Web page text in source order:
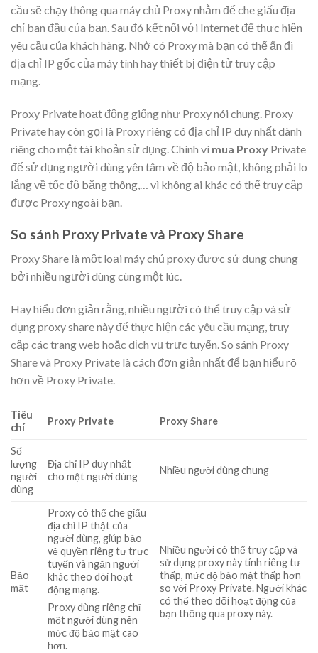
cầu sẽ chạy thông qua máy chủ Proxy nhằm để che giấu địa
chỉ ban đầu của bạn. Sau đó kết nối với Internet để thực hiện
yêu cầu của khách hàng. Nhờ có Proxy mà bạn có thể ẩn đi
địa chỉ IP gốc của máy tính hay thiết bị điện tử truy cập
mạng.
Proxy Private hoạt động giống như Proxy nói chung. Proxy
Private hay còn gọi là Proxy riêng có địa chỉ IP duy nhất dành
riêng cho một tài khoản sử dụng. Chính vì mua Proxy Private
để sử dụng người dùng yên tâm về độ bảo mật, không phải lo
lắng về tốc độ băng thông,… vì không ai khác có thể truy cập
được Proxy ngoài bạn.
So sánh Proxy Private và Proxy Share
Proxy Share là một loại máy chủ proxy được sử dụng chung
bởi nhiều người dùng cùng một lúc.
Hay hiểu đơn giản rằng, nhiều người có thể truy cập và sử
dụng proxy share này để thực hiện các yêu cầu mạng, truy
cập các trang web hoặc dịch vụ trực tuyến. So sánh Proxy
Share và Proxy Private là cách đơn giản nhất để bạn hiểu rõ
hơn về Proxy Private.
Tiêu
chí
Proxy Private Proxy Share
Số
lượng
người
dùng
Địa chỉ IP duy nhất
cho một người dùng
Nhiều người dùng chung
Bảo
mật
Proxy có thể che giấu
địa chỉ IP thật của
người dùng, giúp bảo
vệ quyền riêng tư trực
tuyến và ngăn người
khác theo dõi hoạt
động mạng.
Proxy dùng riêng chỉ
một người dùng nên
mức độ bảo mật cao
hơn.
Nhiều người có thể truy cập và
sử dụng proxy này tính riêng tư
thấp, mức độ bảo mật thấp hơn
so với Proxy Private. Người khác
có thể theo dõi hoạt động của
bạn thông qua proxy này.